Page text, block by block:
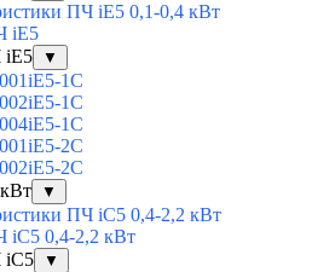
ПЧ iE5 0,1-0,4 кВт
iE5
▼
1C
1C
1C
2C
2C
▼
ПЧ iC5 0,4-2,2 кВт
iC5 0,4-2,2 кВт
▼